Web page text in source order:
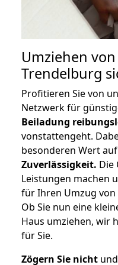
Umziehen von
Trendelburg
Profitieren Sie von
Netzwerk für
Beiladung
vonstattengeht.
besonderen Wert auf
Zuverlässigkeit. Die
Leistungen machen
für Ihren Umzug von
Ob Sie nun eine
Haus umziehen, wir
für Sie.
Zögern Sie nicht